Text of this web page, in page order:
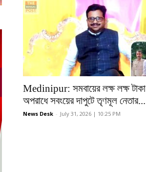
Medinipur: সমবায়ের লক্ষ লক্ষ
অপরাধে সবংয়ের দাপুটে তৃণমূল নেতার...
News Desk - July 31, 2026 | 10:25 PM